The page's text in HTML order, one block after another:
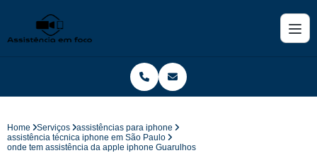
Home Serviços
assistências para iphone
assistência técnica iphone em São Paulo
onde tem assistência da apple iphone Guarulhos